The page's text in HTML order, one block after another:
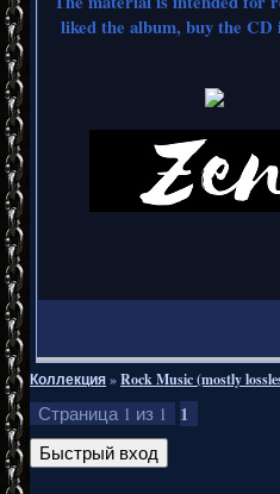
liked the album, buy the CD
Коллекция»Rock Music (mostly
Страница 1 из 1 1